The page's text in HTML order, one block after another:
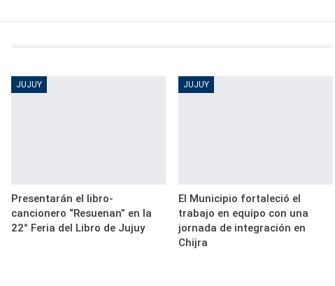
JUJUY
Presentarán el libro-
cancionero “Resuenan” en la
22° Feria del Libro de Jujuy
JUJUY
El Municipio fortaleció el
trabajo en equipo con una
jornada de integración en
Chijra